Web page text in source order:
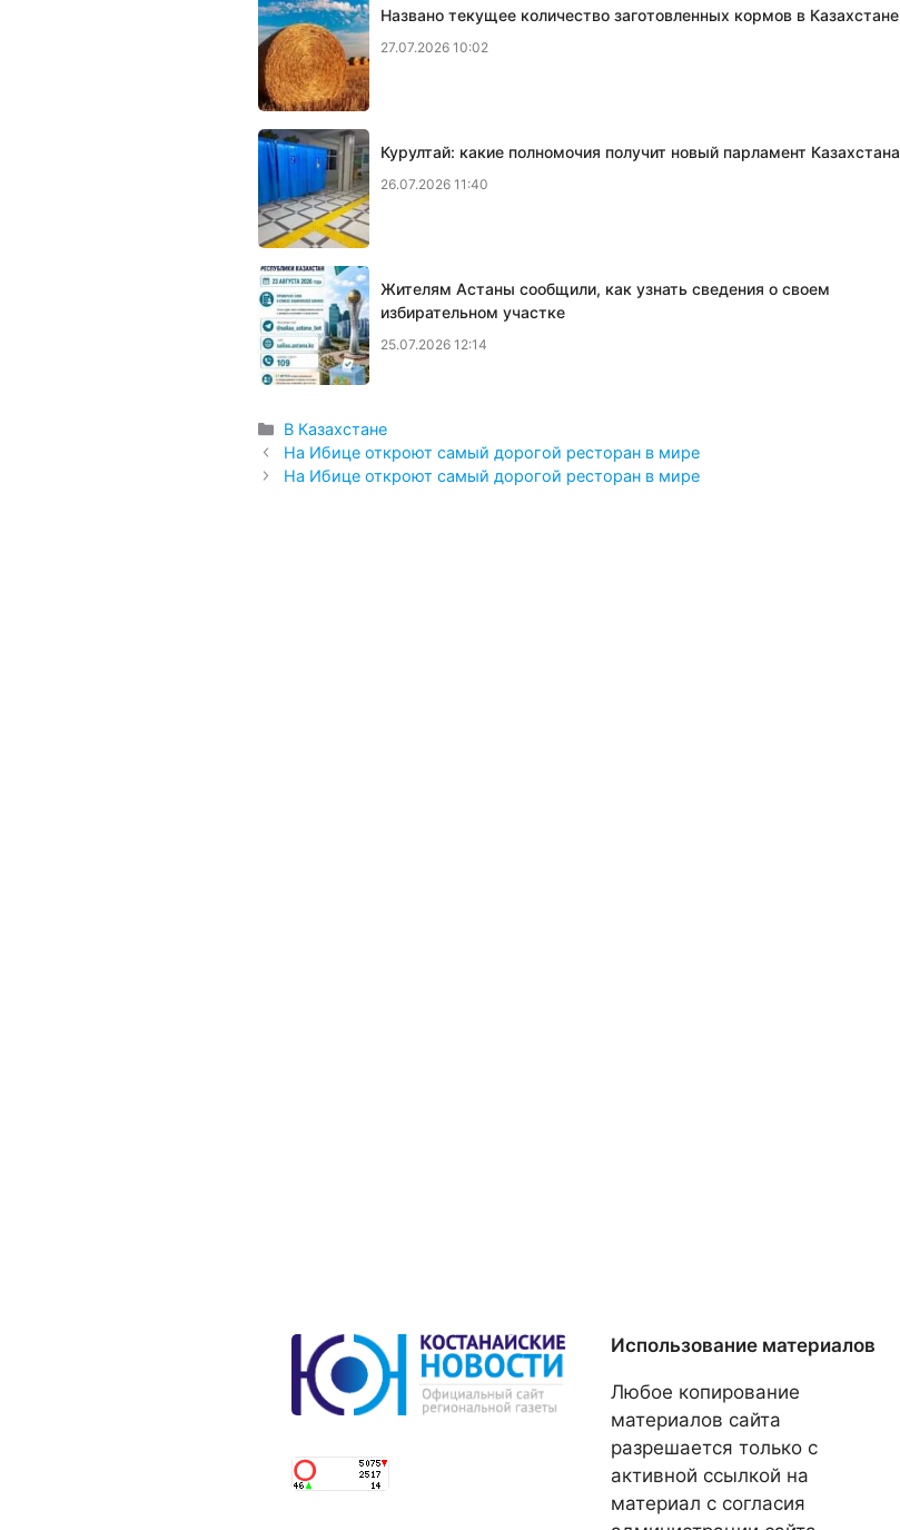
Названо текущее количество заготовленных кормов в Казахстане
27.07.2026 10:02
Курултай: какие полномочия получит новый парламент Казахстана
26.07.2026 11:40
Жителям Астаны сообщили, как узнать сведения о своем
избирательном участке
25.07.2026 12:14
Рубрики
В Казахстане
На Ибице откроют самый дорогой ресторан в мире
На Ибице откроют самый дорогой ресторан в мире
Использование материалов
Любое копирование
материалов сайта
разрешается только с
активной ссылкой на
материал с согласия